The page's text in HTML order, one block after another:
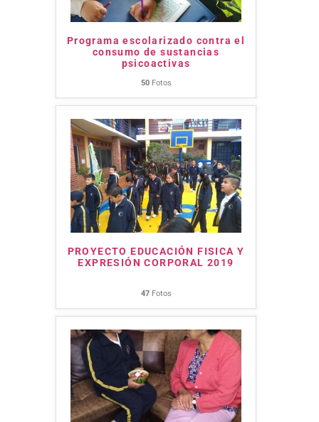
Programa escolarizado contra el
consumo de sustancias
psicoactivas
50Fotos
PROYECTO EDUCACIÓN FISICA Y
EXPRESIÓN CORPORAL 2019
47Fotos